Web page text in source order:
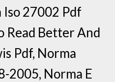
Iso 27002 Pdf
Read Better And
Pdf, Norma
2005, Norma E